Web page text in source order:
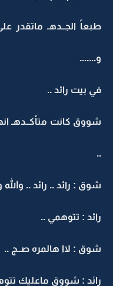
طبعاً الجــدهـ ماتقدر
و.......
في بيت رائد ..
شووق كانت متأكــدهـ
..
شوق : رائد .. رائد ..
رائد : تتوهمي ..
شوق : لاا هالمره صــج ..
رائد : شووق ماعليك